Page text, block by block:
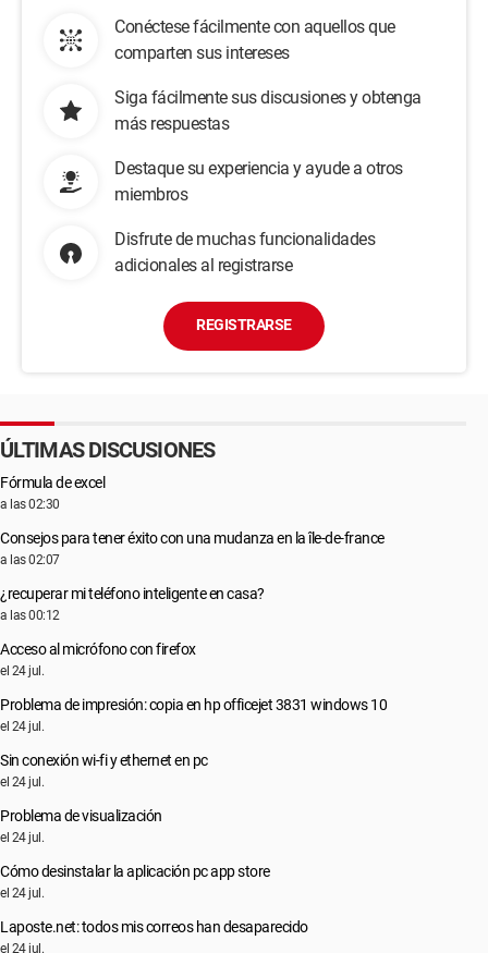
Conéctese fácilmente con aquellos que
comparten sus intereses
Siga fácilmente sus discusiones y obtenga
más respuestas
Destaque su experiencia y ayude a otros
miembros
Disfrute de muchas funcionalidades
adicionales al registrarse
REGISTRARSE
ÚLTIMAS DISCUSIONES
Fórmula de excel
a las 02:30
Consejos para tener éxito con una mudanza en la île-de-france
a las 02:07
¿recuperar mi teléfono inteligente en casa?
a las 00:12
Acceso al micrófono con firefox
el 24 jul.
Problema de impresión: copia en hp officejet 3831 windows 10
el 24 jul.
Sin conexión wi-fi y ethernet en pc
el 24 jul.
Problema de visualización
el 24 jul.
Cómo desinstalar la aplicación pc app store
el 24 jul.
Laposte.net: todos mis correos han desaparecido
el 24 jul.